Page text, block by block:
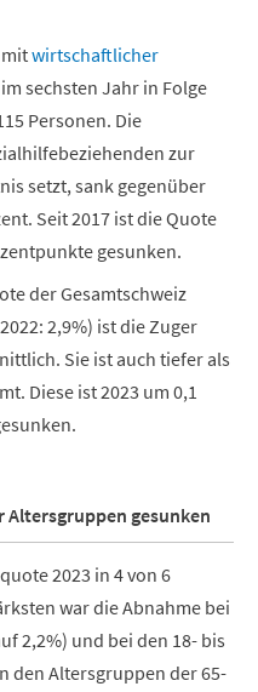
wirtschaftlicher
sechsten Jahr in Folge
Personen. Die
zur
setzt, sank gegenüber
Seit 2017 ist die Quote
gesunken.
der Gesamtschweiz
2,9%) ist die Zuger
Sie ist auch tiefer als
Diese ist 2023 um 0,1
gesunken
2023 in 4 von 6
war die Abnahme bei
2,2%) und bei den 18- bis
den Altersgruppen der 65-